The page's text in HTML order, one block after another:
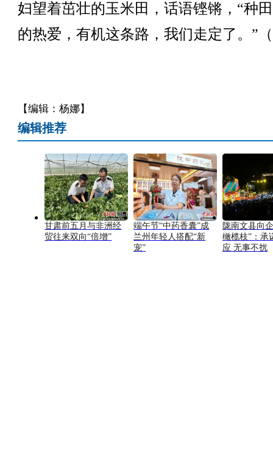
妇望着茁壮的玉米田，话语铿锵，“种
的热爱，有机这条路，我们走定了。”
【编辑：杨娜】
编辑推荐
甘肃前五月与非洲经
贸往来双向“倍增”
端午节“中药香囊”成
兰州年轻人搭配“新
宠”
陇南文县向
橄榄枝”：承
应 无事不扰